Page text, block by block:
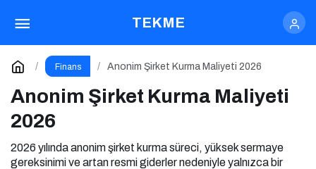
TEKME
Finans Anonim Şirket Kurma Maliyeti 2026
Anonim Şirket Kurma Maliyeti
2026
2026 yılında anonim şirket kurma süreci, yüksek sermaye
gereksinimi ve artan resmi giderler nedeniyle yalnızca bir
Anonim Şirket Kurma Maliyeti 2026
Yorum Yap